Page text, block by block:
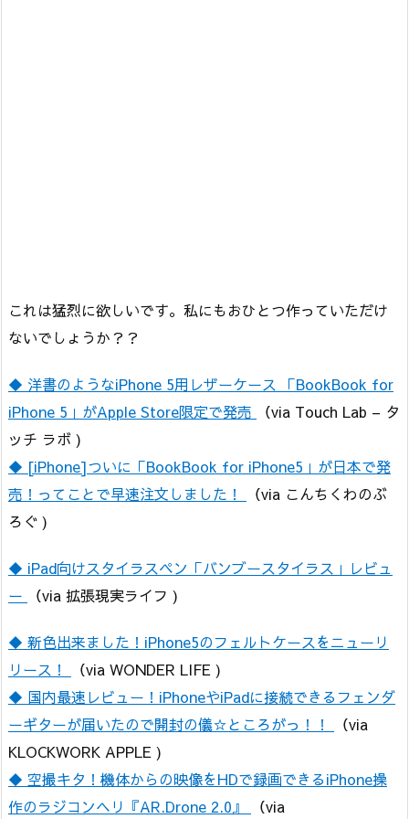
これは猛烈に欲しいです。私にもおひとつ作っていただけ
ないでしょうか？？
◆ 洋書のようなiPhone 5用レザーケース 「BookBook for
iPhone 5」がApple Store限定で発売
（via Touch Lab – タ
ッチ ラボ )
◆ [iPhone]ついに「BookBook for iPhone5」が日本で発
売！ってことで早速注文しました！
（via こんちくわのぶ
ろぐ )
◆ iPad向けスタイラスペン「バンブースタイラス」レビュ
ー
（via 拡張現実ライフ )
◆ 新色出来ました！iPhone5のフェルトケースをニューリ
リース！
（via WONDER LIFE )
◆ 国内最速レビュー！iPhoneやiPadに接続できるフェンダ
ーギターが届いたので開封の儀☆ところがっ！！
（via
KLOCKWORK APPLE )
◆ 空撮キタ！機体からの映像をHDで録画できるiPhone操
作のラジコンヘリ『AR.Drone 2.0』
（via